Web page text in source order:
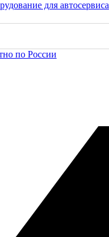
для автосервиса
по России